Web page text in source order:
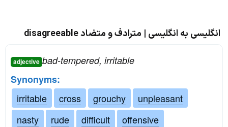
انگلیسی به انگلیسی | مترادف و متضاد disagreeable
adjective bad-tempered, irritable
Synonyms:
irritable
cross grouchy
unpleasant
nasty
rude difficult
offensive